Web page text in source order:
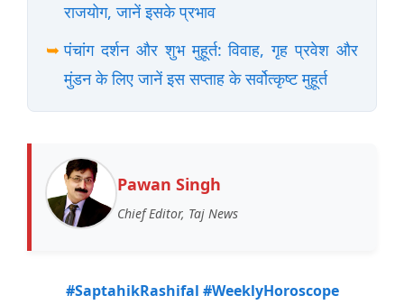
राजयोग, जानें इसके प्रभाव
➥ पंचांग दर्शन और शुभ मुहूर्त: विवाह, गृह प्रवेश और
मुंडन के लिए जानें इस सप्ताह के सर्वोत्कृष्ट मुहूर्त
Pawan Singh
Chief Editor, Taj News
#SaptahikRashifal #WeeklyHoroscope